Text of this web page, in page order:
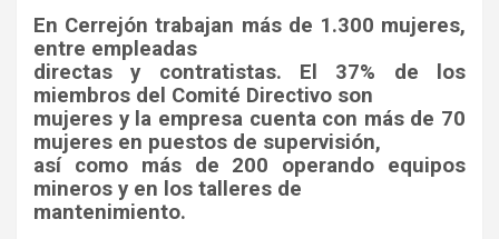
En Cerrejón trabajan más de 1.300 mujeres,
entre empleadas
directas y contratistas. El 37% de los
miembros del Comité Directivo son
mujeres y la empresa cuenta con más de 70
mujeres en puestos de supervisión,
así como más de 200 operando equipos
mineros y en los talleres de
mantenimiento.